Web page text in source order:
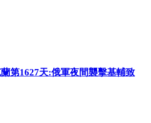
第1627天:俄軍夜間襲擊基輔致